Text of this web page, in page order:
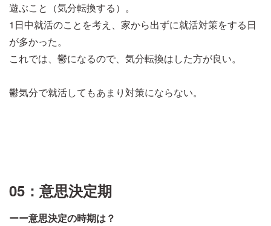
遊ぶこと（気分転換する）。
1日中就活のことを考え、家から出ずに就活対策をする日
が多かった。
これでは、鬱になるので、気分転換はした方が良い。
鬱気分で就活してもあまり対策にならない。
05：意思決定期
ーー意思決定の時期は？